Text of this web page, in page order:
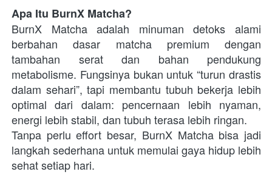
Apa Itu BurnX Matcha?
BurnX Matcha adalah minuman detoks alami
berbahan dasar matcha premium dengan
tambahan serat dan bahan pendukung
metabolisme. Fungsinya bukan untuk “turun drastis
dalam sehari”, tapi membantu tubuh bekerja lebih
optimal dari dalam: pencernaan lebih nyaman,
energi lebih stabil, dan tubuh terasa lebih ringan.
Tanpa perlu effort besar, BurnX Matcha bisa jadi
langkah sederhana untuk memulai gaya hidup lebih
sehat setiap hari.